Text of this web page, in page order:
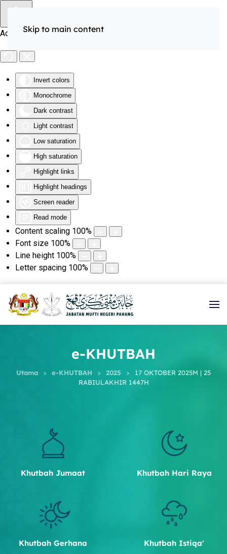
Accessibility Tools
Invert colors
Monochrome
Dark contrast
Light contrast
Low saturation
High saturation
Highlight links
Highlight headings
Screen reader
Read mode
Content scaling 100%
Font size 100%
Line height 100%
Letter spacing 100%
Skip to main content
e-KHUTBAH
Utama e-KHUTBAH 2025
17 OKTOBER 2025M | 25
RABIULAKHIR 1447H
Khutbah Jumaat Khutbah Hari Raya
Khutbah Gerhana Khutbah Istiqa'